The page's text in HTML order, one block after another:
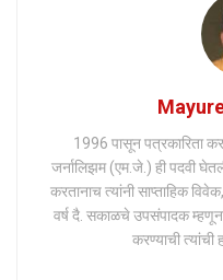
1996 पासून पत्रकारिता
जर्नालिझम (एम.जे.) ही पदवी
करतानाच त्यांनी साप्ताहिक
वर्ष दै. सकाळचे उपसंपादक
करण्याची त्यांची